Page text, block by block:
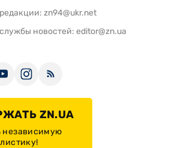
zn94@ukr.net
новостей: editor@zn.ua
ZN.UA
независимую